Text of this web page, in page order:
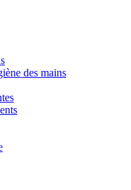
des mains